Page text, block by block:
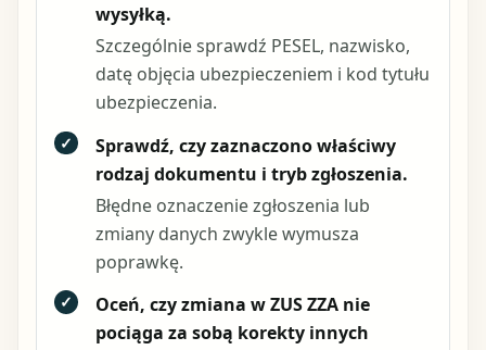
wysyłką.
Szczególnie sprawdź PESEL, nazwisko,
datę objęcia ubezpieczeniem i kod tytułu
ubezpieczenia.
✓
Sprawdź, czy zaznaczono właściwy
rodzaj dokumentu i tryb zgłoszenia.
Błędne oznaczenie zgłoszenia lub
zmiany danych zwykle wymusza
poprawkę.
✓
Oceń, czy zmiana w ZUS ZZA nie
pociąga za sobą korekty innych